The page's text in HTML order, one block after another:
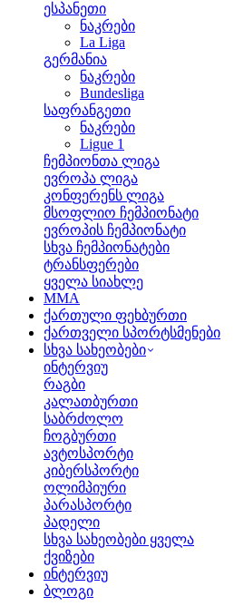
ესპანეთი
ნაკრები
La Liga
გერმანია
ნაკრები
Bundesliga
საფრანგეთი
ნაკრები
Ligue 1
ჩემპიონთა ლიგა
ევროპა ლიგა
კონფერენს ლიგა
მსოფლიო ჩემპიონატი
ევროპის ჩემპიონატი
სხვა ჩემპიონატები
ტრანსფერები
ყველა სიახლე
MMA
ქართული ფეხბურთი
ქართველი სპორტსმენები
სხვა სახეობები
ინტერვიუ
რაგბი
კალათბურთი
საბრძოლო
ჩოგბურთი
ავტოსპორტი
კიბერსპორტი
ოლიმპიური
პარასპორტი
პადელი
სხვა სახეობები ყველა
ქვიზები
ინტერვიუ
ბლოგი